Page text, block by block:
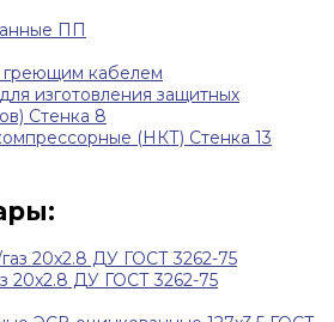
ПП
кабелем
изготовления защитных
Стенка 8
(НКТ) Стенка 13
20x2.8 ДУ ГОСТ 3262-75